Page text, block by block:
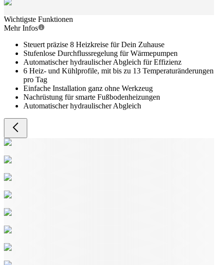
Wichtigste Funktionen
Mehr Infos
Steuert präzise 8 Heizkreise für Dein Zuhause
Stufenlose Durchflussregelung für Wärmepumpen
Automatischer hydraulischer Abgleich für Effizienz
6 Heiz- und Kühlprofile, mit bis zu 13 Temperaturänderungen
pro Tag
Einfache Installation ganz ohne Werkzeug
Nachrüstung für smarte Fußbodenheizungen
Automatischer hydraulischer Abgleich